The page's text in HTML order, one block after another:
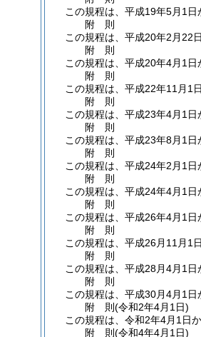
この規程は、平成19年5月1日
附 則
この規程は、平成20年2月22
附 則
この規程は、平成20年4月1日
附 則
この規程は、平成22年11月1
附 則
この規程は、平成23年4月1日
附 則
この規程は、平成23年8月1日
附 則
この規程は、平成24年2月1日
附 則
この規程は、平成24年4月1日
附 則
この規程は、平成26年4月1日
附 則
この規程は、平成26月11月1
附 則
この規程は、平成28月4月1日
附 則
この規程は、平成30月4月1日
附 則(令和2年4月1日)
この規程は、令和2年4月1日
附 則(令和4年4月1日)